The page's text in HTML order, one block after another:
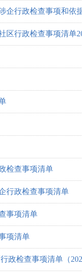
企行政检查事项和依
区行政检查事项清单
检查事项清单
行政检查事项清单
事项清单
项清单
政检查事项清单（